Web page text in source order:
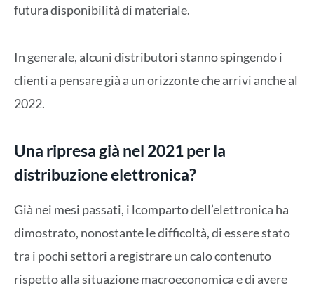
futura disponibilità di materiale.
In generale, alcuni distributori stanno spingendo i
clienti a pensare già a un orizzonte che arrivi anche al
2022.
Una ripresa già nel 2021 per la
distribuzione elettronica?
Già nei mesi passati, i lcomparto dell’elettronica ha
dimostrato, nonostante le difficoltà, di essere stato
tra i pochi settori a registrare un calo contenuto
rispetto alla situazione macroeconomica e di avere